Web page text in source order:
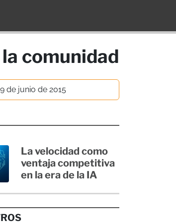
comunidad
de junio de 2015
La velocidad como
ventaja competitiva
en la era de la IA